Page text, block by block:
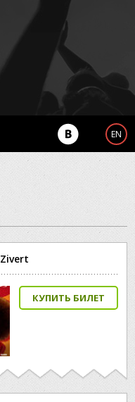
EN
Zivert
КУПИТЬ БИЛЕТ